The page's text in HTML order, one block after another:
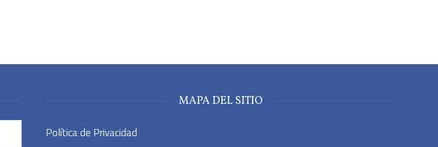
MAPA DEL SITIO
Política de Privacidad